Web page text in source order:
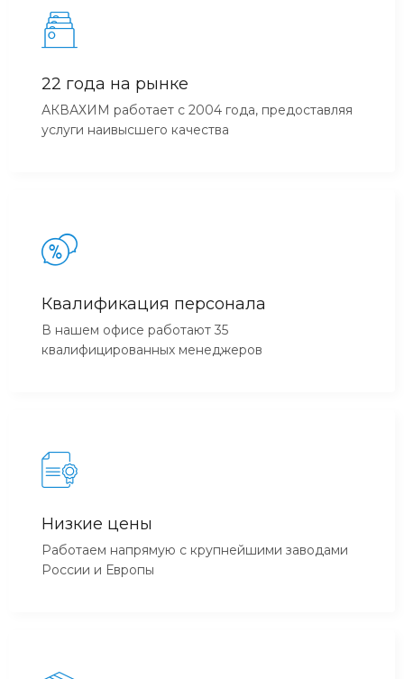
22 года на рынке
АКВАХИМ работает с 2004 года, предоставляя
услуги наивысшего качества
Квалификация персонала
В нашем офисе работают 35
квалифицированных менеджеров
Низкие цены
Работаем напрямую с крупнейшими заводами
России и Европы